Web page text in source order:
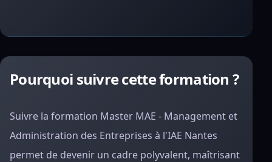
Pourquoi suivre cette formation ?
Suivre la formation Master MAE - Management et
Administration des Entreprises à l'IAE Nantes
permet de devenir un cadre polyvalent, maîtrisant